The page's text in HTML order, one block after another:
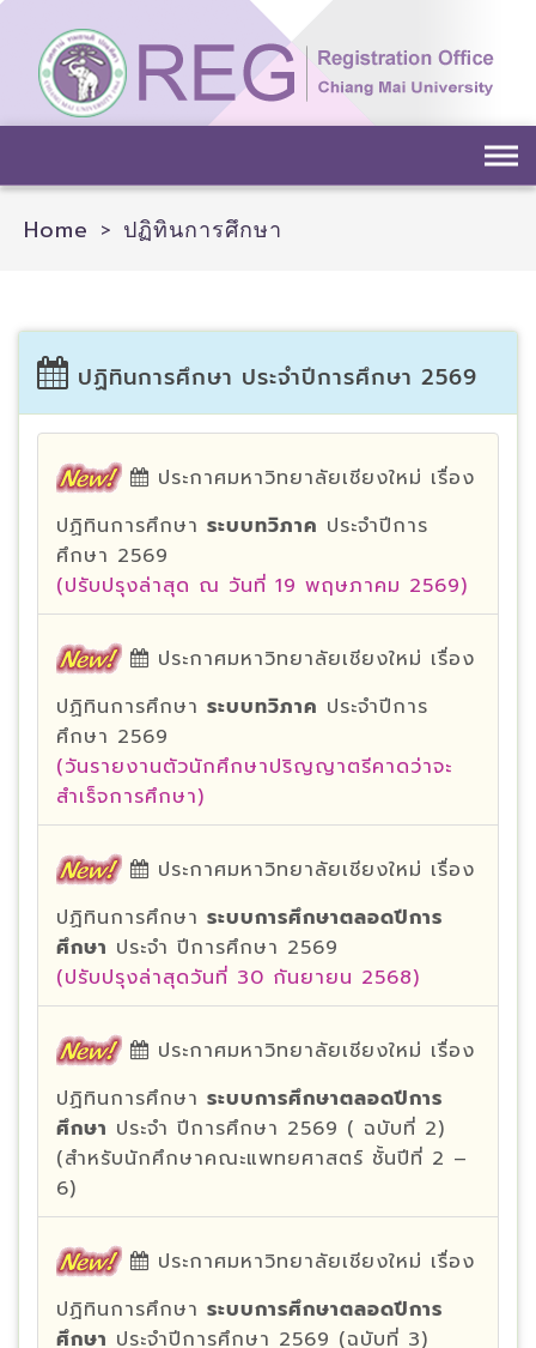
Skip
content
Home > ปฏิทินการศึกษา
ปฏิทินการศึกษา ประจำปีการศึกษา 2569
ประกาศมหาวิทยาลัยเชียงใหม่ เรื่อง
ปฏิทินการศึกษา ระบบทวิภาค ประจำปีการ
ศึกษา 2569
(ปรับปรุงล่าสุด ณ วันที่ 19 พฤษภาคม 2569)
ประกาศมหาวิทยาลัยเชียงใหม่ เรื่อง
ปฏิทินการศึกษา ระบบทวิภาค ประจำปีการ
ศึกษา 2569
(วันรายงานตัวนักศึกษาปริญญาตรีคาดว่าจะ
สำเร็จการศึกษา)
ประกาศมหาวิทยาลัยเชียงใหม่ เรื่อง
ปฏิทินการศึกษา ระบบการศึกษาตลอดปีการ
ศึกษา ประจำ ปีการศึกษา 2569
(ปรับปรุงล่าสุดวันที่ 30 กันยายน 2568)
ประกาศมหาวิทยาลัยเชียงใหม่ เรื่อง
ปฏิทินการศึกษา ระบบการศึกษาตลอดปีการ
ศึกษา ประจำ ปีการศึกษา 2569 ( ฉบับที่ 2)
(สำหรับนักศึกษาคณะแพทยศาสตร์ ชั้นปีที่ 2 –
6)
ประกาศมหาวิทยาลัยเชียงใหม่ เรื่อง
ปฏิทินการศึกษา ระบบการศึกษาตลอดปีการ
ศึกษา ประจำปีการศึกษา 2569 (ฉบับที่ 3)